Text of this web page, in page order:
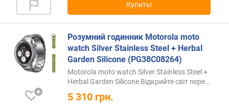
м
к
о
с
т
ь
к
к
Купить!
Розумний годинник Motorola moto
watch Silver Stainless Steel + Herbal
Garden Silicone (PG38C08264)
Motorola moto watch Silver Stainless Steel +
Herbal Garden Silicone Відкрийте світ пере…
5 310 грн.